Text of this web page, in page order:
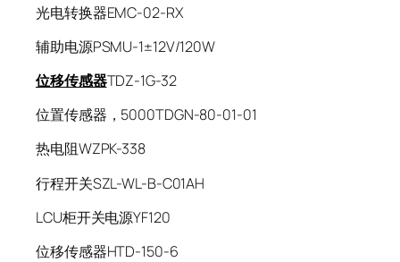
光电转换器EMC-02-RX
辅助电源PSMU-1±12V/120W
位移传感器TDZ-1G-32
位置传感器，5000TDGN-80-01-01
热电阻WZPK-338
行程开关SZL-WL-B-C01AH
LCU柜开关电源YF120
位移传感器HTD-150-6